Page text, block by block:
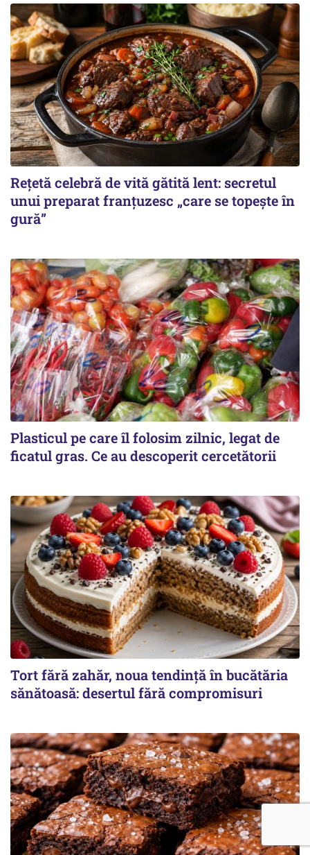
Rețetă celebră de vită gătită lent: secretul
unui preparat franțuzesc „care se topește în
gură”
Plasticul pe care îl folosim zilnic, legat de
ficatul gras. Ce au descoperit cercetătorii
Tort fără zahăr, noua tendință în bucătăria
sănătoasă: desertul fără compromisuri